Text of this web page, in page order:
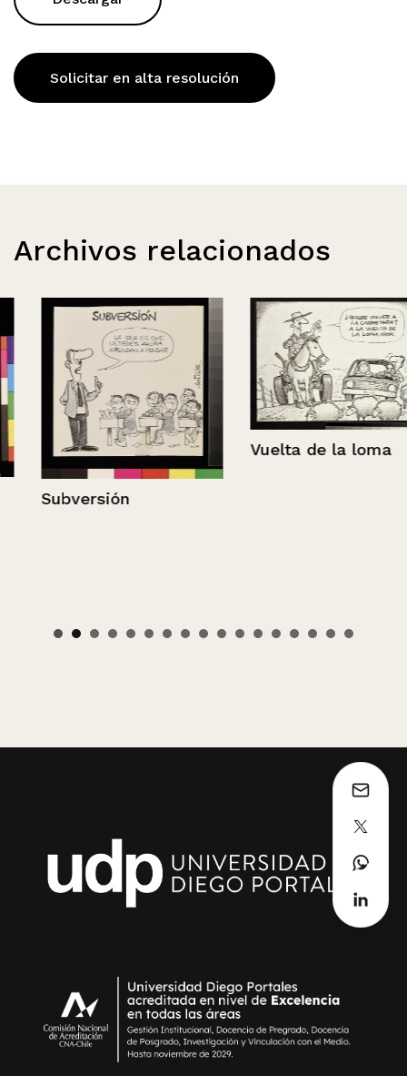
Solicitar en alta resolución
Archivos relacionados
Subversión
Vuelta de la loma